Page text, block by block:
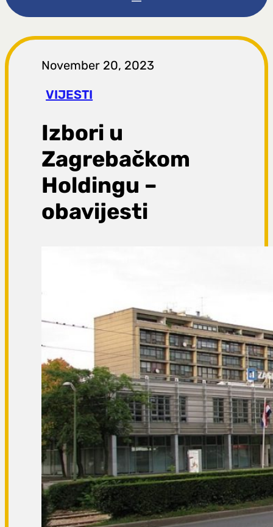
t
r
a
g
a
November 20, 2023
VIJESTI
Izbori u
Zagrebačkom
Holdingu –
obavijesti